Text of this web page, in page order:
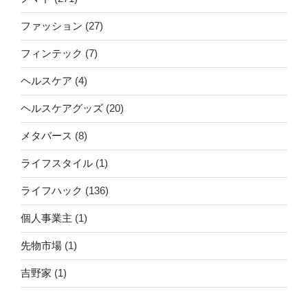
ファッション (27)
フィンテック (7)
ヘルスケア (4)
ヘルスケアグッズ (20)
メタバース (8)
ライフスタイル (1)
ライフハック (136)
個人事業主 (1)
先物市場 (1)
吉野家 (1)